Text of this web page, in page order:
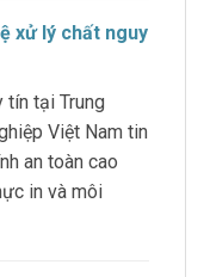
xử lý chất nguy
tín tại Trung
Việt Nam tin
an toàn cao
in và môi